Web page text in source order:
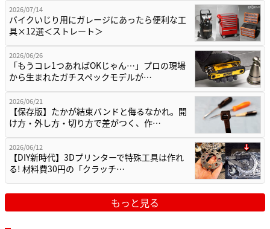
2026/07/14
バイクいじり用にガレージにあったら便利な工
具×12選＜ストレート＞
2026/06/26
「もうコレ1つあればOKじゃん…」プロの現場
から生まれたガチスペックモデルが…
2026/06/21
【保存版】たかが結束バンドと侮るなかれ。開
け方・外し方・切り方で差がつく、作…
2026/06/12
【DIY新時代】3Dプリンターで特殊工具は作れ
る! 材料費30円の「クラッチ…
もっと見る